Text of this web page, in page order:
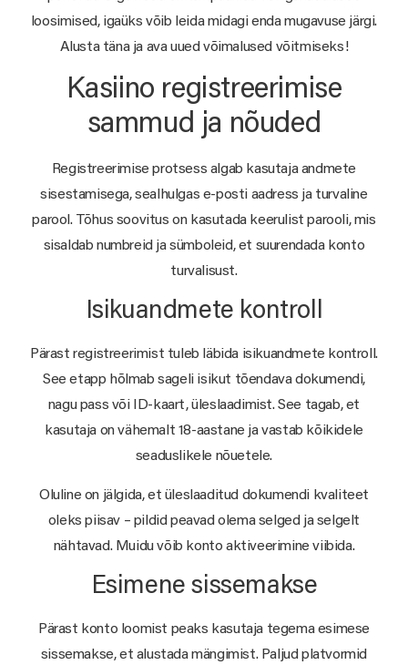
loosimised, igaüks võib leida midagi enda mugavuse järgi.
Alusta täna ja ava uued võimalused võitmiseks!
Kasiino registreerimise
sammud ja nõuded
Registreerimise protsess algab kasutaja andmete
sisestamisega, sealhulgas e-posti aadress ja turvaline
parool. Tõhus soovitus on kasutada keerulist parooli, mis
sisaldab numbreid ja sümboleid, et suurendada konto
turvalisust.
Isikuandmete kontroll
Pärast registreerimist tuleb läbida isikuandmete kontroll.
See etapp hõlmab sageli isikut tõendava dokumendi,
nagu pass või ID-kaart, üleslaadimist. See tagab, et
kasutaja on vähemalt 18-aastane ja vastab kõikidele
seaduslikele nõuetele.
Oluline on jälgida, et üleslaaditud dokumendi kvaliteet
oleks piisav – pildid peavad olema selged ja selgelt
nähtavad. Muidu võib konto aktiveerimine viibida.
Esimene sissemakse
Pärast konto loomist peaks kasutaja tegema esimese
sissemakse, et alustada mängimist. Paljud platvormid